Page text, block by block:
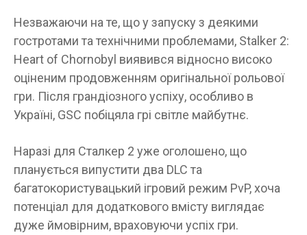
Незважаючи на те, що у запуску з деякими
гостротами та технічними проблемами, Stalker 2:
Heart of Chornobyl виявився відносно високо
оціненим продовженням оригінальної рольової
гри. Після грандіозного успіху, особливо в
Україні, GSC побіцяла грі світле майбутнє.
Наразі для Сталкер 2 уже оголошено, що
планується випустити два DLC та
багатокористувацький ігровий режим PvP, хоча
потенціал для додаткового вмісту виглядає
дуже ймовірним, враховуючи успіх гри.